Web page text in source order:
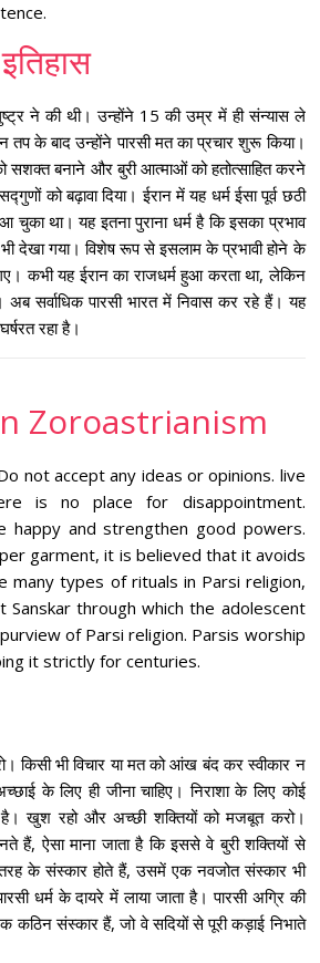
ने की थी। उन्होंने 15 की उम्र में ही संन्यास ले
तप के बाद उन्होंने पारसी मत का प्रचार शुरू किया।
बनाने और बुरी आत्माओं को हतोत्साहित करने
को बढ़ावा दिया। ईरान में यह धर्म ईसा पूर्व छठी
था। यह इतना पुराना धर्म है कि इसका प्रभाव
देखा गया। विशेष रूप से इसलाम के प्रभावी होने के
कभी यह ईरान का राजधर्म हुआ करता था, लेकिन
सर्वाधिक पारसी भारत में निवास कर रहे हैं। यह
रहा है।
Zoroastrianism
not accept any ideas or opinions. live
is no place for disappointment.
happy and strengthen good powers.
garment, it is believed that it avoids
many types of rituals in Parsi religion,
Sanskar through which the adolescent
of Parsi religion. Parsis worship
it strictly for centuries.
किसी भी विचार या मत को आंख बंद कर स्वीकार न
के लिए ही जीना चाहिए। निराशा के लिए कोई
है। खुश रहो और अच्छी शक्तियों को मजबूत करो।
हैं, ऐसा माना जाता है कि इससे वे बुरी शक्तियों से
के संस्कार होते हैं, उसमें एक नवजोत संस्कार भी
धर्म के दायरे में लाया जाता है। पारसी अग्रि की
संस्कार हैं, जो वे सदियों से पूरी कड़ाई निभाते